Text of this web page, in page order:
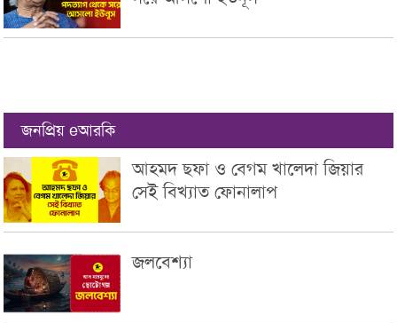
জনপ্রিয় eআরকি
আহমদ ছফা ও বেগম খালেদা জিয়ার
সেই বিখ্যাত ফোনালাপ
জলবেশ্যা